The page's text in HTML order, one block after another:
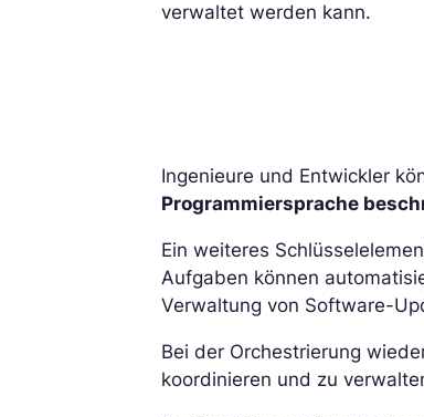
verwaltet werden kann.
Ingenieure und Entwickler
Programmiersprache
Ein weiteres
Aufgaben können
Verwaltung von Software-
Bei der Orchestrierung
koordinieren und zu